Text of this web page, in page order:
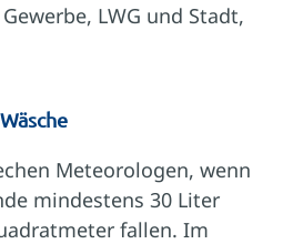
LWG und Stadt,
Meteorologen, wenn
mindestens 30 Liter
fallen. Im